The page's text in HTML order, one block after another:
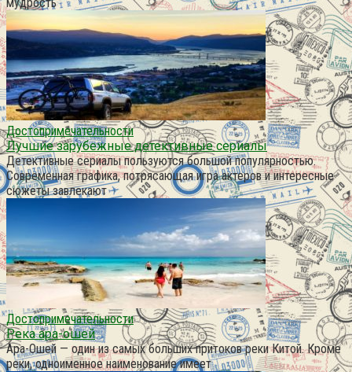
Достопримечательности
Лучшие зарубежные детективные сериалы
Детективные сериалы пользуются большой популярностью.
Современная графика, потрясающая игра актеров и интересные
сюжеты завлекают
Достопримечательности
Река ара-ошей
Ара-Ошей — один из самых больших притоков реки Китой. Кроме
реки, одноименное наименование имеет